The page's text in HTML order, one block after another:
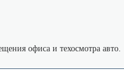
офиса и техосмотра авто.